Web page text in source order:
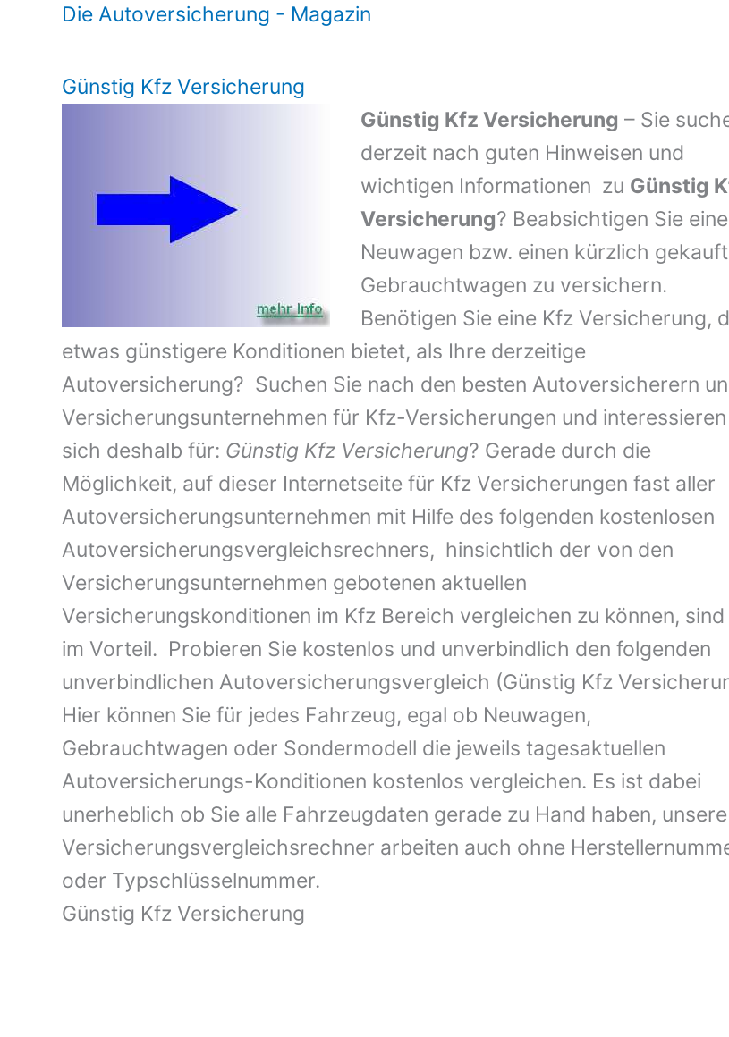
Die Autoversicherung - Magazin
Günstig Kfz Versicherung
Günstig Kfz Versicherung – Sie
derzeit nach guten Hinweisen und
wichtigen Informationen zu Günstig
Versicherung? Beabsichtigen Sie
Neuwagen bzw. einen kürzlich
Gebrauchtwagen zu versichern.
Benötigen Sie eine Kfz Versicherung,
etwas günstigere Konditionen bietet, als Ihre derzeitige
Autoversicherung? Suchen Sie nach den besten Autoversicherern
Versicherungsunternehmen für Kfz-Versicherungen und interessieren
sich deshalb für: Günstig Kfz Versicherung? Gerade durch die
Möglichkeit, auf dieser Internetseite für Kfz Versicherungen fast aller
Autoversicherungsunternehmen mit Hilfe des folgenden kostenlosen
Autoversicherungsvergleichsrechners, hinsichtlich der von den
Versicherungsunternehmen gebotenen aktuellen
Versicherungskonditionen im Kfz Bereich vergleichen zu können, sind
im Vorteil. Probieren Sie kostenlos und unverbindlich den folgenden
unverbindlichen Autoversicherungsvergleich (Günstig Kfz
Hier können Sie für jedes Fahrzeug, egal ob Neuwagen,
Gebrauchtwagen oder Sondermodell die jeweils tagesaktuellen
Autoversicherungs-Konditionen kostenlos vergleichen. Es ist dabei
unerheblich ob Sie alle Fahrzeugdaten gerade zu Hand haben, unsere
Versicherungsvergleichsrechner arbeiten auch ohne
oder Typschlüsselnummer.
Günstig Kfz Versicherung